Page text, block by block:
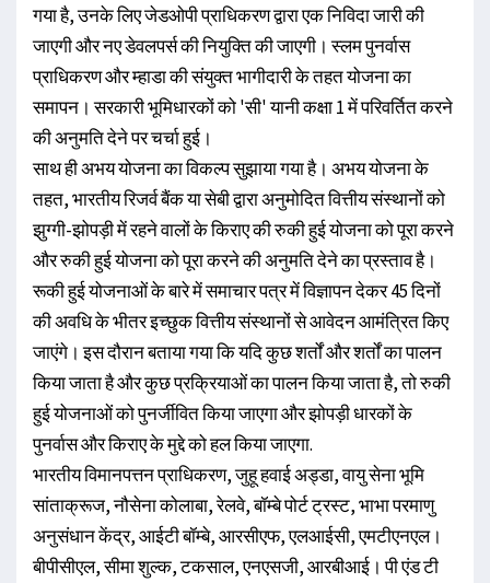
गया है, उनके लिए जेडओपी प्राधिकरण द्वारा एक निविदा जारी की
जाएगी और नए डेवलपर्स की नियुक्ति की जाएगी। स्लम पुनर्वास
प्राधिकरण और म्हाडा की संयुक्त भागीदारी के तहत योजना का
समापन। सरकारी भूमिधारकों को 'सी' यानी कक्षा 1 में परिवर्तित करने
की अनुमति देने पर चर्चा हुई।
साथ ही अभय योजना का विकल्प सुझाया गया है। अभय योजना के
तहत, भारतीय रिजर्व बैंक या सेबी द्वारा अनुमोदित वित्तीय संस्थानों को
झुग्गी-झोपड़ी में रहने वालों के किराए की रुकी हुई योजना को पूरा करने
और रुकी हुई योजना को पूरा करने की अनुमति देने का प्रस्ताव है।
रूकी हुई योजनाओं के बारे में समाचार पत्र में विज्ञापन देकर 45 दिनों
की अवधि के भीतर इच्छुक वित्तीय संस्थानों से आवेदन आमंत्रित किए
जाएंगे। इस दौरान बताया गया कि यदि कुछ शर्तों और शर्तों का पालन
किया जाता है और कुछ प्रक्रियाओं का पालन किया जाता है, तो रुकी
हुई योजनाओं को पुनर्जीवित किया जाएगा और झोपड़ी धारकों के
पुनर्वास और किराए के मुद्दे को हल किया जाएगा.
भारतीय विमानपत्तन प्राधिकरण, जुहू हवाई अड्डा, वायु सेना भूमि
सांताक्रूज, नौसेना कोलाबा, रेलवे, बॉम्बे पोर्ट ट्रस्ट, भाभा परमाणु
अनुसंधान केंद्र, आईटी बॉम्बे, आरसीएफ, एलआईसी, एमटीएनएल।
बीपीसीएल, सीमा शुल्क, टकसाल, एनएसजी, आरबीआई। पी एंड टी